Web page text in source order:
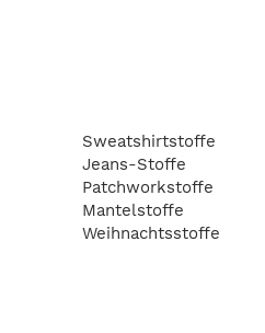
Sweatshirtstoffe
Jeans-Stoffe
Patchworkstoffe
Mantelstoffe
Weihnachtsstoffe